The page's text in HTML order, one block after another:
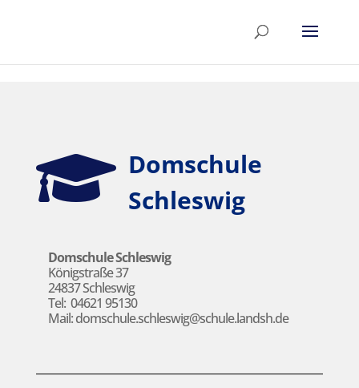
 Domschule
Schleswig
Domschule Schleswig
Königstraße 37
24837 Schleswig
Tel: 04621 95130
Mail:domschule.schleswig@schule.landsh.de